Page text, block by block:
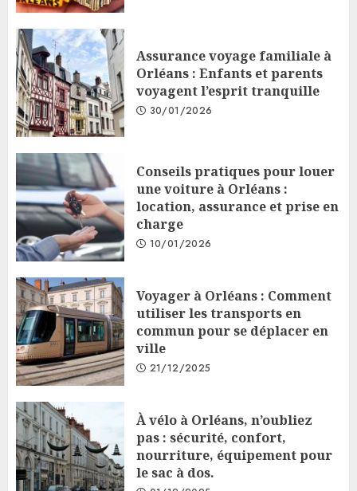
Assurance voyage familiale à
Orléans : Enfants et parents
voyagent l’esprit tranquille
30/01/2026
Conseils pratiques pour louer
une voiture à Orléans :
location, assurance et prise en
charge
10/01/2026
Voyager à Orléans : Comment
utiliser les transports en
commun pour se déplacer en
ville
21/12/2025
À vélo à Orléans, n’oubliez
pas : sécurité, confort,
nourriture, équipement pour
le sac à dos.